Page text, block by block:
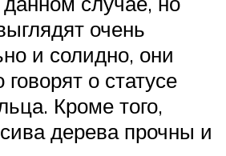
очень
и солидно, они
о статусе
Кроме того,
дерева прочны и